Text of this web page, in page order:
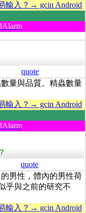
輸入？→ gcin Android
quote
量與品質。精蟲數量
輸入？→ gcin Android
quote
的男性，體內的男性荷
乎與之前的研究不
輸入？→ gcin Android